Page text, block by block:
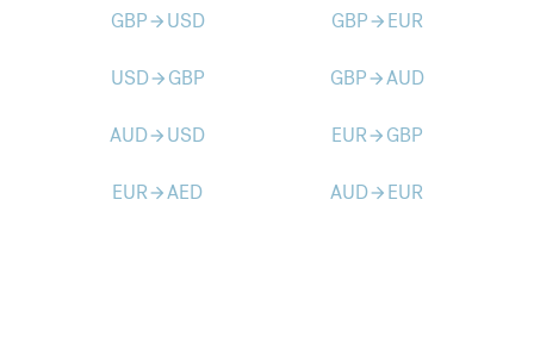
GBParrow_forward USD GBParrow_forward EUR
USDarrow_forward GBP GBParrow_forwardAUD
AUDarrow_forward USD EURarrow_forward GBP
EURarrow_forwardAED AUDarrow_forward EUR